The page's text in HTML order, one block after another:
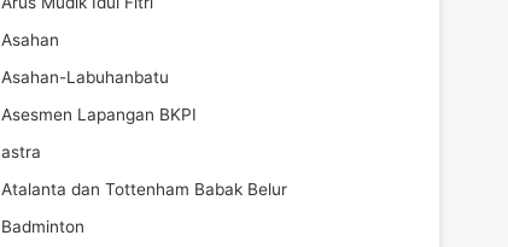
Asahan
Asahan-Labuhanbatu
Asesmen Lapangan BKPI
astra
Atalanta dan Tottenham Babak Belur
Badminton